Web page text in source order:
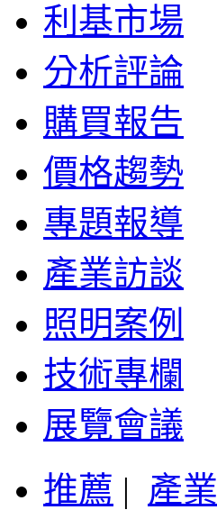
利基市場
分析評論
購買報告
價格趨勢
專題報導
產業訪談
照明案例
技術專欄
展覽會議
推薦 | 產業